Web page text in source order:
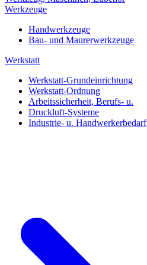
Werkzeuge
Handwerkzeuge
Bau- und Maurerwerkzeuge
Werkstatt
Werkstatt-Grundeinrichtung
Werkstatt-Ordnung
Arbeitssicherheit, Berufs- u.
Druckluft-Systeme
Industrie- u. Handwerkerbedarf